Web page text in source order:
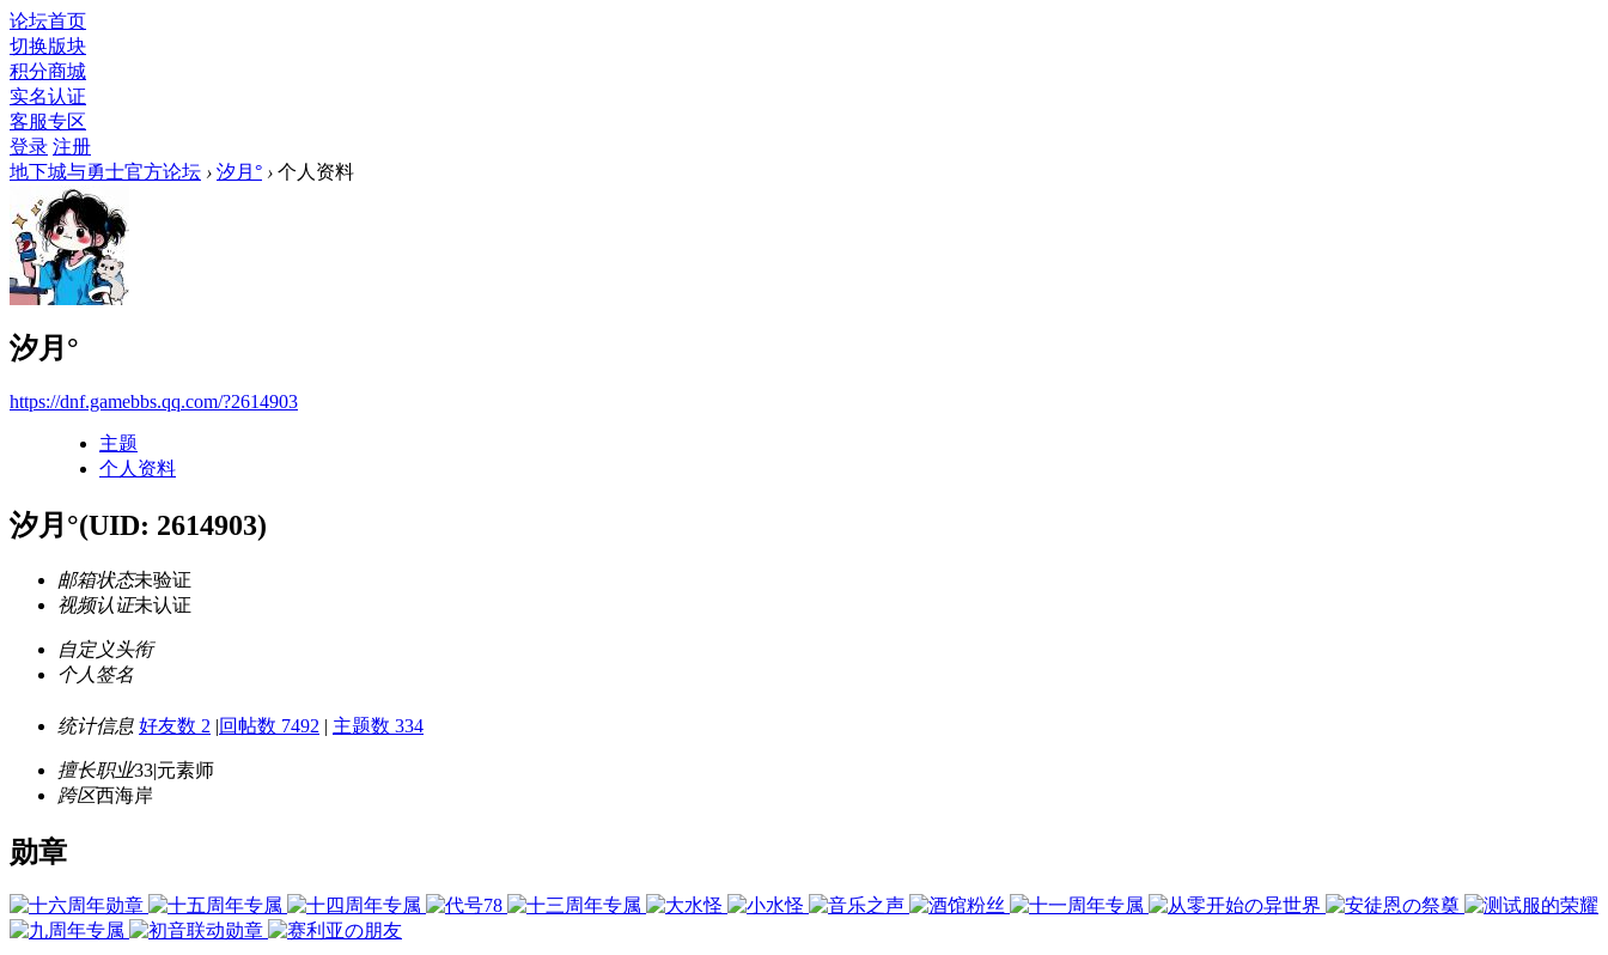
论坛首页
切换版块
积分商城
实名认证
客服专区
登录 注册
地下城与勇士官方论坛 › 汐月° › 个人资料
汐月°
https://dnf.gamebbs.qq.com/?2614903
主题
个人资料
汐月°(UID: 2614903)
邮箱状态未验证
视频认证未认证
自定义头衔
个人签名
统计信息 好友数 2 |回帖数 7492 | 主题数 334
擅长职业33|元素师
跨区西海岸
勋章